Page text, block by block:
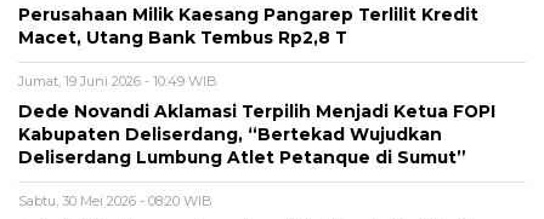
Perusahaan Milik Kaesang Pangarep Terlilit Kredit
Macet, Utang Bank Tembus Rp2,8 T
Jumat, 19 Juni 2026 - 10:49 WIB
Dede Novandi Aklamasi Terpilih Menjadi Ketua FOPI
Kabupaten Deliserdang, “Bertekad Wujudkan
Deliserdang Lumbung Atlet Petanque di Sumut”
Sabtu, 30 Mei 2026 - 08:20 WIB